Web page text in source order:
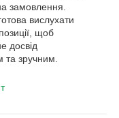
замовлення.
вислухати
щоб
досвід
зручним.